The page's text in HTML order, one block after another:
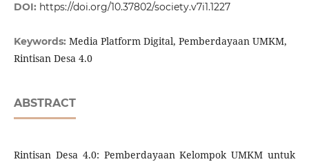
DOI: https://doi.org/10.37802/society.v7i1.1227
Keywords: Media Platform Digital, Pemberdayaan UMKM,
Rintisan Desa 4.0
ABSTRACT
Rintisan Desa 4.0: Pemberdayaan Kelompok UMKM untuk